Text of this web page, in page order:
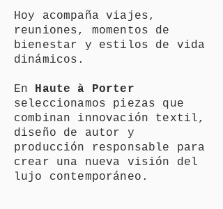
Hoy acompaña viajes,
reuniones, momentos de
bienestar y estilos de vida
dinámicos.
En Haute à Porter
seleccionamos piezas que
combinan innovación textil,
diseño de autor y
producción responsable para
crear una nueva visión del
lujo contemporáneo.